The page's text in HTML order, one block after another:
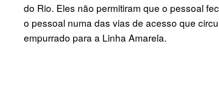
do Rio. Eles não permitiram que o pessoal
o pessoal numa das vias de acesso que
empurrado para a Linha Amarela.